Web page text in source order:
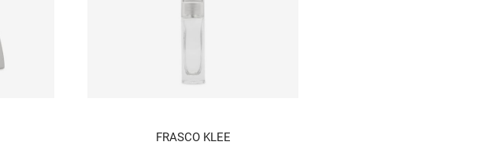
FRASCO KLEE